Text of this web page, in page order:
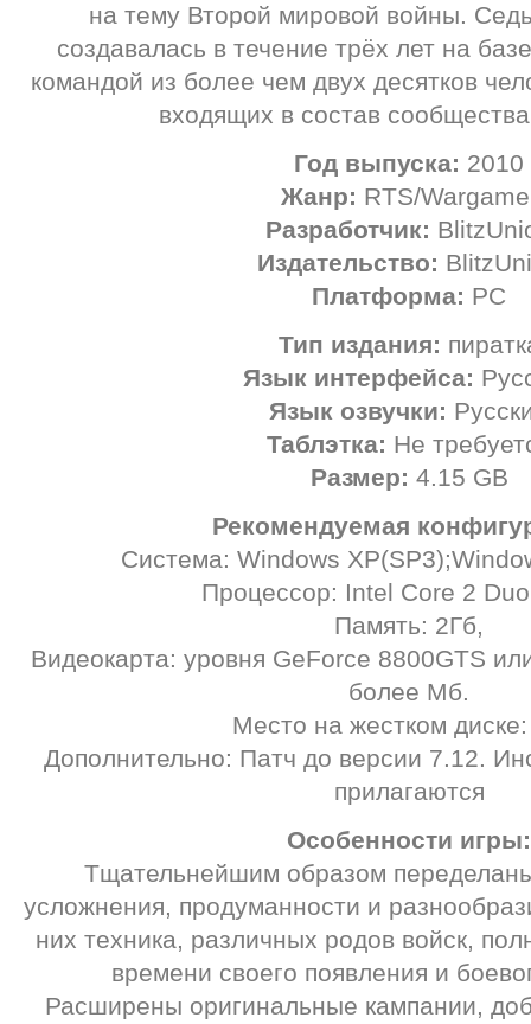
на тему Второй мировой войны.
создавалась в течение трёх лет на
командой из более чем двух десятков
входящих в состав
Год выпуска: 2010
Жанр: RTS/
Разработчик:
Издательство:
Платформа: РС
Тип издания:
Язык интерфейса:
Язык озвучки:
Таблэтка: Не
Размер: 4.15 GB
Рекомендуемая
Система: Windows
Процессор: Intel Core 2
Память: 2Гб,
Видеокарта: уровня GeForce 8800GTS
более Мб.
Место на жестком диске:
Дополнительно: Патч до версии 7.12.
прилагаются
Особенности игры:
Tщательнейшим образом
усложнения, продуманности и
них техника, различных родов войск,
времени своего появления и
Расширены оригинальные кампании,